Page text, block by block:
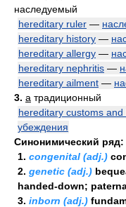
наследуемый
hereditary ruler —
hereditary history —
hereditary allergy —
hereditary nephritis —
hereditary ailment —
3. a традиционный
hereditary customs and
убеждения
Синонимический ряд:
1. congenital (adj.)
2. genetic (adj.)
handed-down;
3. inborn (adj.)